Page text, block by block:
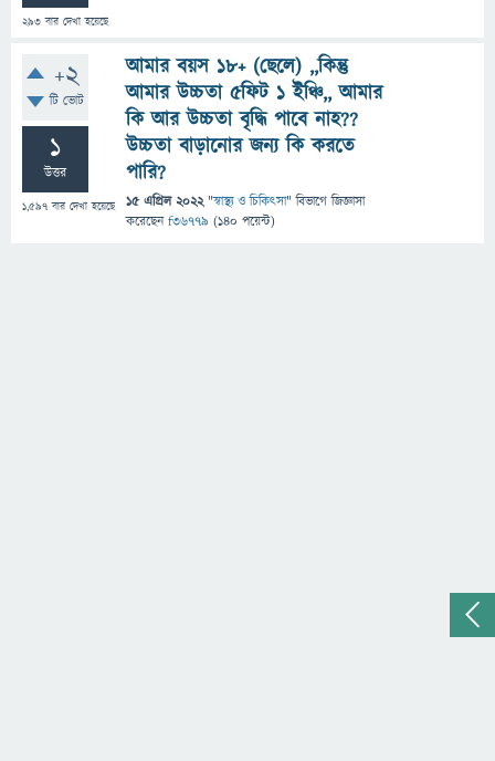
293 বার দেখা হয়েছে
+2
টি ভোট
1
উত্তর
1,597 বার দেখা হয়েছে
আমার বয়স ১৮+ (ছেলে) ,,কিন্তু
আমার উচ্চতা ৫ফিট ১ ইঞ্চি,, আমার
কি আর উচ্চতা বৃদ্ধি পাবে নাহ??
উচ্চতা বাড়ানোর জন্য কি করতে
পারি?
15 এপ্রিল 2022 "স্বাস্থ্য ও চিকিৎসা" বিভাগে জিজ্ঞাসা
করেছেনf36779 (140 পয়েন্ট)